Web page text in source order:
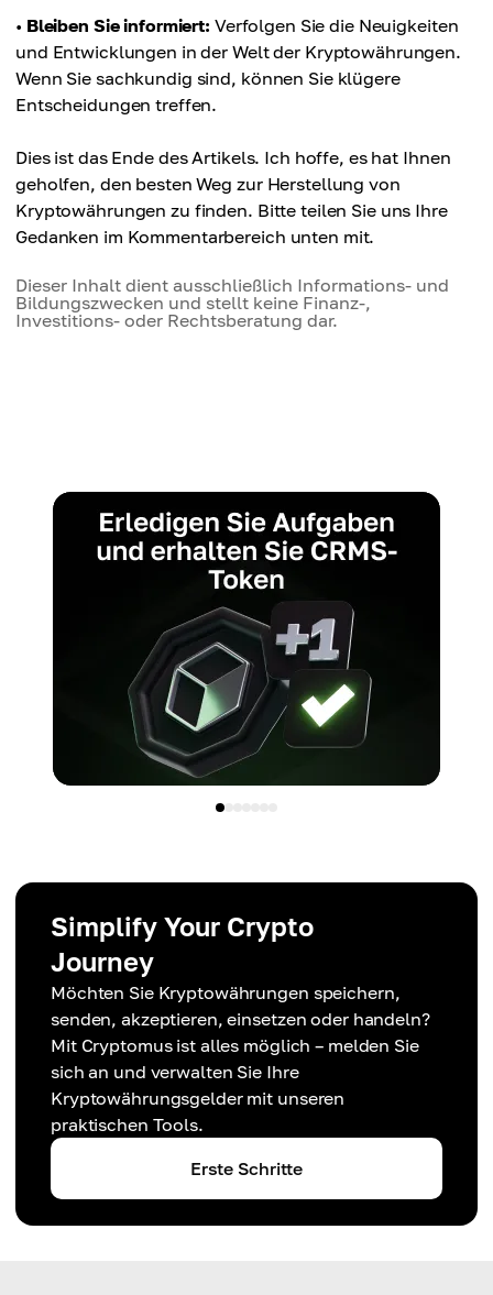
• Bleiben Sie informiert: Verfolgen Sie die Neuigkeiten
und Entwicklungen in der Welt der Kryptowährungen.
Wenn Sie sachkundig sind, können Sie klügere
Entscheidungen treffen.
Dies ist das Ende des Artikels. Ich hoffe, es hat Ihnen
geholfen, den besten Weg zur Herstellung von
Kryptowährungen zu finden. Bitte teilen Sie uns Ihre
Gedanken im Kommentarbereich unten mit.
Dieser Inhalt dient ausschließlich Informations- und
Bildungszwecken und stellt keine Finanz-,
Investitions- oder Rechtsberatung dar.
Simplify Your Crypto
Journey
Möchten Sie Kryptowährungen speichern,
senden, akzeptieren, einsetzen oder handeln?
Mit Cryptomus ist alles möglich – melden Sie
sich an und verwalten Sie Ihre
Kryptowährungsgelder mit unseren
praktischen Tools.
Erste Schritte